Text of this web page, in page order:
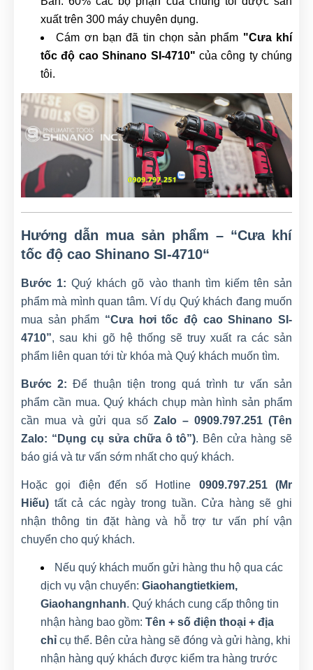
xuất trên 300 máy chuyên dụng.
Cám ơn bạn đã tin chọn sản phẩm "Cưa khí
tốc độ cao Shinano SI-4710" của công ty chúng
tôi.
Hướng dẫn mua sản phẩm – “Cưa khí
tốc độ cao Shinano SI-4710“
Bước 1: Quý khách gõ vào thanh tìm kiếm tên sản
phẩm mà mình quan tâm. Ví dụ Quý khách đang muốn
mua sản phẩm “Cưa hơi tốc độ cao Shinano SI-
4710”, sau khi gõ hệ thống sẽ truy xuất ra các sản
phẩm liên quan tới từ khóa mà Quý khách muốn tìm.
Bước 2: Để thuận tiện trong quá trình tư vấn sản
phẩm cần mua. Quý khách chụp màn hình sản phẩm
cần mua và gửi qua số Zalo – 0909.797.251 (Tên
Zalo: “Dụng cụ sửa chữa ô tô”). Bên cửa hàng sẽ
báo giá và tư vấn sớm nhất cho quý khách.
Hoặc gọi điện đến số Hotline 0909.797.251 (Mr
Hiếu) tất cả các ngày trong tuần. Cửa hàng sẽ ghi
nhận thông tin đặt hàng và hỗ trợ tư vấn phí vận
chuyển cho quý khách.
Nếu quý khách muốn gửi hàng thu hộ qua các
dịch vụ vận chuyển: Giaohangtietkiem,
Giaohangnhanh. Quý khách cung cấp thông tin
nhận hàng bao gồm: Tên + số điện thoại + địa
chỉ cụ thể. Bên cửa hàng sẽ đóng và gửi hàng, khi
nhận hàng quý khách được kiểm tra hàng trước